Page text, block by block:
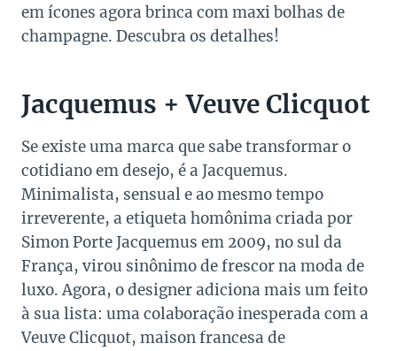
em ícones agora brinca com maxi bolhas de
champagne. Descubra os detalhes!
Jacquemus + Veuve Clicquot
Se existe uma marca que sabe transformar o
cotidiano em desejo, é a Jacquemus.
Minimalista, sensual e ao mesmo tempo
irreverente, a etiqueta homônima criada por
Simon Porte Jacquemus em 2009, no sul da
França, virou sinônimo de frescor na moda de
luxo. Agora, o designer adiciona mais um feito
à sua lista: uma colaboração inesperada com a
Veuve Clicquot, maison francesa de